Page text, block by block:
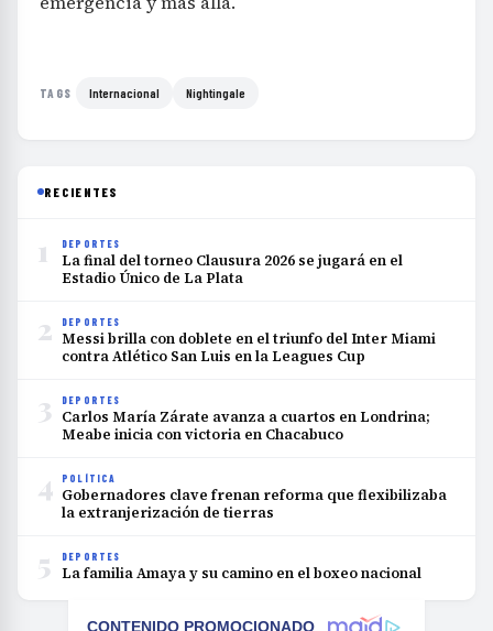
TAGS Internacional Nightingale
RECIENTES
1 DEPORTES
La final del torneo Clausura 2026 se jugará en el
Estadio Único de La Plata
2 DEPORTES
Messi brilla con doblete en el triunfo del Inter Miami
contra Atlético San Luis en la Leagues Cup
3 DEPORTES
Carlos María Zárate avanza a cuartos en Londrina;
Meabe inicia con victoria en Chacabuco
4 POLÍTICA
Gobernadores clave frenan reforma que flexibilizaba
la extranjerización de tierras
5 DEPORTES
La familia Amaya y su camino en el boxeo nacional